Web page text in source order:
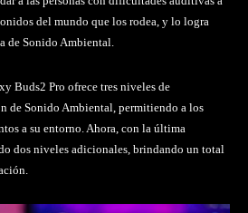
del mundo que los rodea, y lo logra
de Sonido Ambiental.
Buds2 Pro ofrece tres niveles de
de Sonido Ambiental, permitiendo a los
a su entorno. Ahora, con la última
dos niveles adicionales, brindando un total